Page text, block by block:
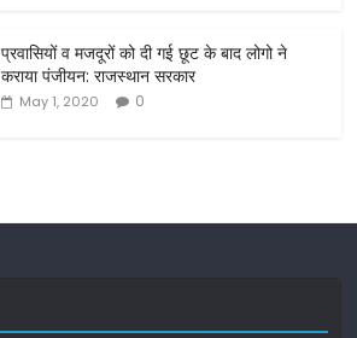
प्रवासियों व मजदूरों को दी गई छूट के बाद लोगो ने
कराया पंजीयन: राजस्थान सरकार
May 1, 2020 0